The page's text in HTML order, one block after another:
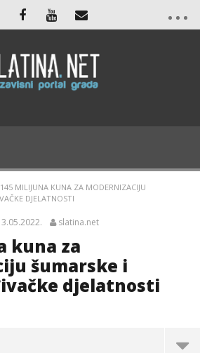
145 MILIJUNA KUNA ZA MODERNIZACIJU
DJELATNOSTI
slatina.net
kuna za
šumarske i
djelatnosti